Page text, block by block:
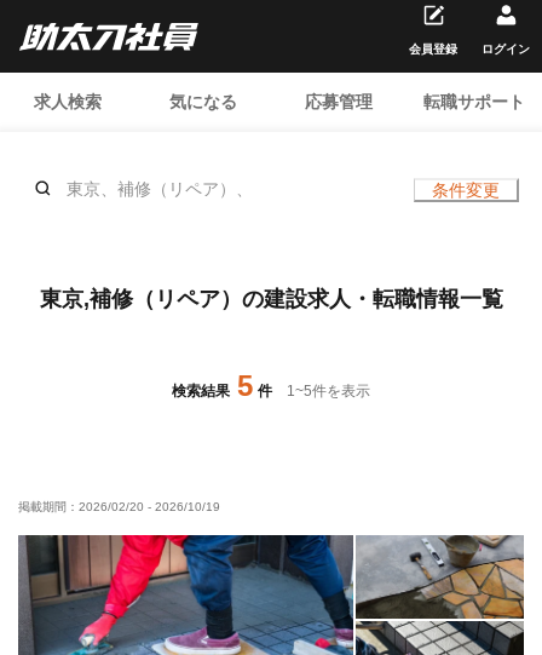
求人検索 気になる 応募管理 転職サポート
会員登録 ログイン
東京、補修（リペア）、 条件変更
東京,補修（リペア）の建設求人・転職情報一覧
検索結果 5 件 1~5件を表示
掲載期間： 2026/02/20 - 2026/10/19